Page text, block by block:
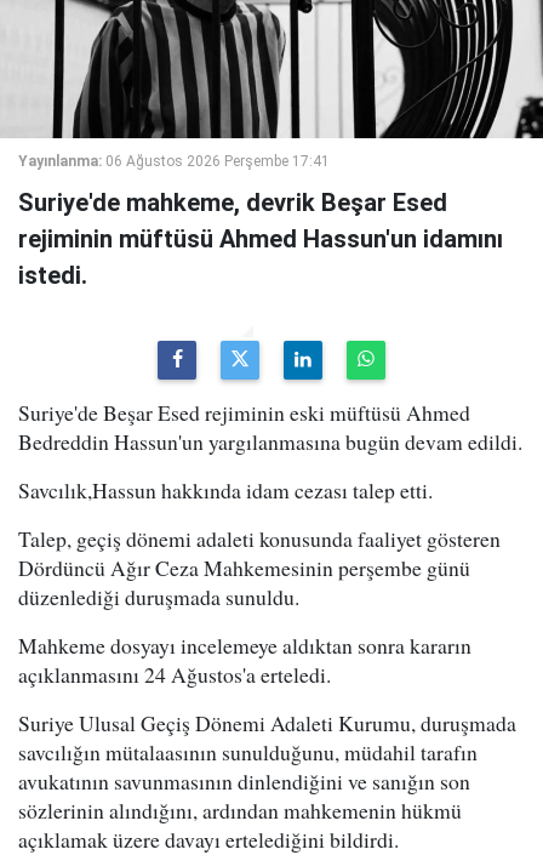
Yayınlanma: 06 Ağustos 2026 Perşembe 17:41
Suriye'de mahkeme, devrik Beşar Esed
rejiminin müftüsü Ahmed Hassun'un idamını
istedi.
Suriye'de Beşar Esed rejiminin eski müftüsü Ahmed
Bedreddin Hassun'un yargılanmasına bugün devam edildi.
Savcılık,Hassun hakkında idam cezası talep etti.
Talep, geçiş dönemi adaleti konusunda faaliyet gösteren
Dördüncü Ağır Ceza Mahkemesinin perşembe günü
düzenlediği duruşmada sunuldu.
Mahkeme dosyayı incelemeye aldıktan sonra kararın
açıklanmasını 24 Ağustos'a erteledi.
Suriye Ulusal Geçiş Dönemi Adaleti Kurumu, duruşmada
savcılığın mütalaasının sunulduğunu, müdahil tarafın
avukatının savunmasının dinlendiğini ve sanığın son
sözlerinin alındığını, ardından mahkemenin hükmü
açıklamak üzere davayı ertelediğini bildirdi.